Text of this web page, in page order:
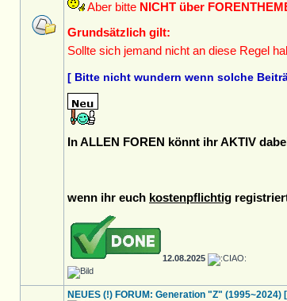
Aber bitte NICHT über
Grundsätzlich gilt:
Sollte sich jemand nicht an diese Regel
[ Bitte nicht wundern wenn solche
In ALLEN FOREN könnt ihr AKTIV
wenn ihr euch kostenpflichtig
12.08.2025
NEUES (!) FORUM: Generation "Z" (1995~2024)